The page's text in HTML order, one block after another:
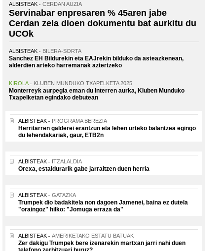
ALBISTEAK CERDAN AUZIA
Servinabar enpresaren % 45aren jabe
Cerdan zela dioen dokumentu bat aurkitu du
UCOk
ALBISTEAK BILERA-SORTA
Sanchez EH Bildurekin eta EAJrekin bilduko da asteazkenean,
alderdien arteko harremanak aztertzeko
KIROLA KLUBEN MUNDUKO TXAPELKETA 2025
Monterreyk aurpegia eman du Interren aurka, Kluben Munduko
Txapelketan egindako debutean
ALBISTEAK PROGRAMA BEREZIA
Herritarren galderei erantzun eta lehen urteko balantzea egingo
du lehendakariak, gaur, ETB2n
ALBISTEAK ITZALALDIA
Orexa, estaldurarik gabe jarraitzen duen herria
ALBISTEAK GATAZKA
Trumpek dio badakitela non dagoen Jamenei, baina ez dutela
"oraingoz" hilko: "Jomuga erraza da"
ALBISTEAK AMERIKETAKO ESTATU BATUAK
Zer dakigu Trumpek bere izenarekin martxan jarri nahi duen